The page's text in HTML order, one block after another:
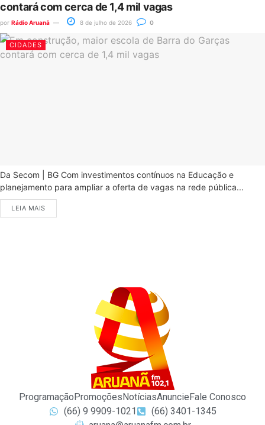
contará com cerca de 1,4 mil vagas
por Rádio Aruanã 8 de julho de 2026 0
CIDADES
Da Secom | BG Com investimentos contínuos na Educação e
planejamento para ampliar a oferta de vagas na rede pública...
LEIA MAIS
Programação Promoções NotíciasAnuncie Fale Conosco
(66) 9 9909-1021
(66) 3401-1345